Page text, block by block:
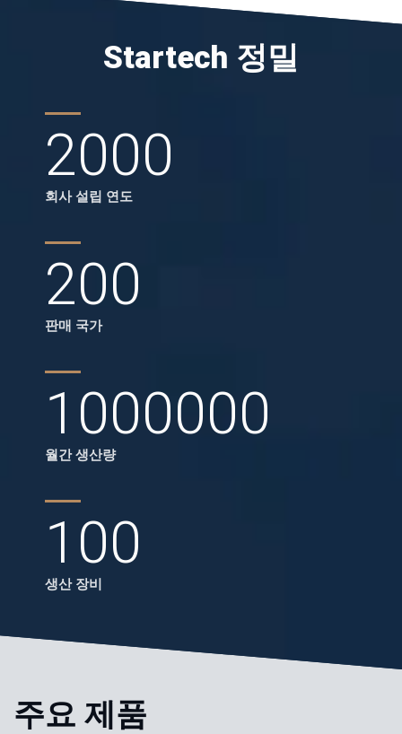
Startech 정밀
2000
회사 설립 연도
200
판매 국가
1000000
월간 생산량
100
생산 장비
주요 제품